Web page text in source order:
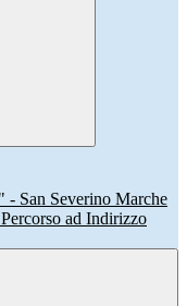
Percorso ad Indirizzo